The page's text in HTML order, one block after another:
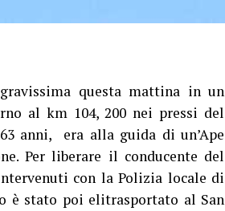
questa mattina in un
al km 104, 200 nei pressi del
anni, era alla guida di un’Ape
Per liberare il conducente del
con la Polizia locale di
è stato poi elitrasportato al San